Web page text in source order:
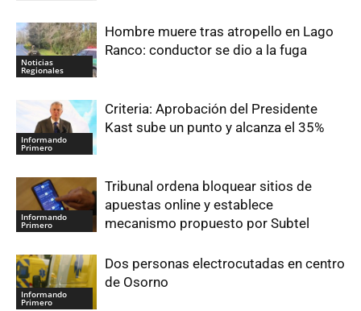
Noticias
Regionales
Hombre muere tras atropello en Lago
Ranco: conductor se dio a la fuga
Informando
Primero
Criteria: Aprobación del Presidente
Kast sube un punto y alcanza el 35%
Informando
Primero
Tribunal ordena bloquear sitios de
apuestas online y establece
mecanismo propuesto por Subtel
Informando
Primero
Dos personas electrocutadas en centro
de Osorno